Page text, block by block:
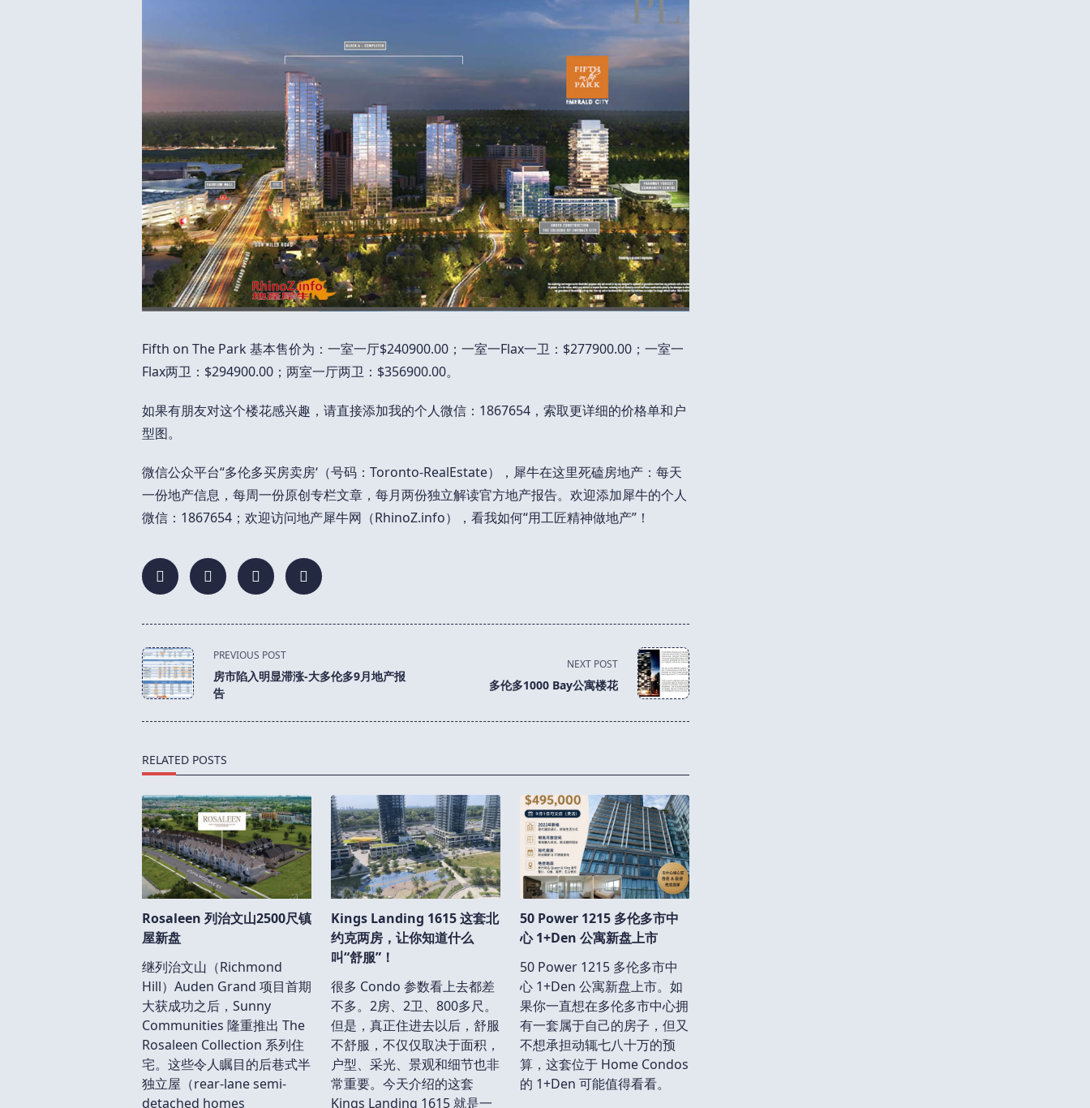
Fifth on The Park 基本售价为：一室一厅$240900.00；一室一Flax一卫：$277900.00；一室一
Flax两卫：$294900.00；两室一厅两卫：$356900.00。
如果有朋友对这个楼花感兴趣，请直接添加我的个人微信：1867654，索取更详细的价格单和户
型图。
微信公众平台“多伦多买房卖房‘（号码：Toronto-RealEstate），犀牛在这里死磕房地产：每天
一份地产信息，每周一份原创专栏文章，每月两份独立解读官方地产报告。欢迎添加犀牛的个人
微信：1867654；欢迎访问地产犀牛网（RhinoZ.info），看我如何“用工匠精神做地产”！
<span
class="nav-
subtitle
PREVIOUS POST
房市陷入明显滞涨-大多伦多9月地产报
告
NEXT POST
多伦多1000 Bay公寓楼花
RELATED POSTS
Rosaleen 列治文山2500尺镇
屋新盘
继列治文山（Richmond
Hill）Auden Grand 项目首期
大获成功之后，Sunny
Communities 隆重推出 The
Rosaleen Collection 系列住
宅。这些令人瞩目的后巷式半
独立屋（rear-lane semi-
detached homes
Kings Landing 1615 这套北
约克两房，让你知道什么
叫“舒服”！
很多 Condo 参数看上去都差
不多。2房、2卫、800多尺。
但是，真正住进去以后，舒服
不舒服，不仅仅取决于面积，
户型、采光、景观和细节也非
常重要。今天介绍的这套
Kings Landing 1615 就是一
50 Power 1215 多伦多市中
心 1+Den 公寓新盘上市
50 Power 1215 多伦多市中
心 1+Den 公寓新盘上市。如
果你一直想在多伦多市中心拥
有一套属于自己的房子，但又
不想承担动辄七八十万的预
算，这套位于 Home Condos
的 1+Den 可能值得看看。